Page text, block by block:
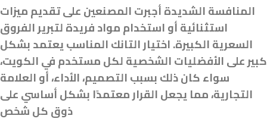
المنافسة الشديدة أجبرت المصنعين على تقديم ميزات
استثنائية أو استخدام مواد فريدة لتبرير الفروق
السعرية الكبيرة. اختيار التانك المناسب يعتمد بشكل
كبير على الأفضليات الشخصية لكل مستخدم في الكويت،
سواء كان ذلك بسبب التصميم، الأداء، أو العلامة
التجارية، مما يجعل القرار معتمدًا بشكل أساسي على
ذوق كل شخص